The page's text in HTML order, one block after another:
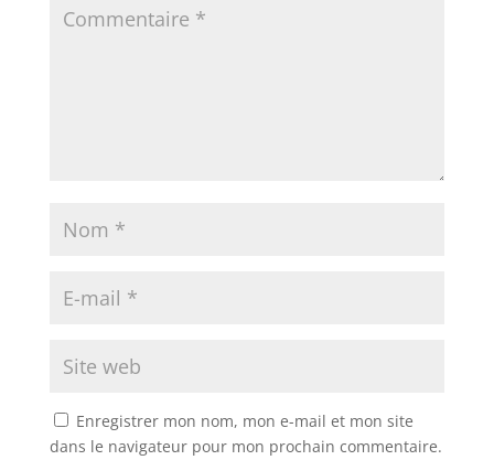
Enregistrer mon nom, mon e-mail et mon site
dans le navigateur pour mon prochain commentaire.